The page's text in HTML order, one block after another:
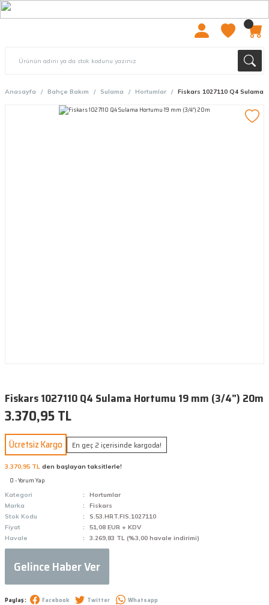
Anasayfa Bahçe Bakım Sulama Hortumlar Fiskars 1027110 Q4 Sulama
Fiskars 1027110 Q4 Sulama Hortumu 19 mm (3/4”) 20m
3.370,95 TL
Ücretsiz Kargo En geç 2 içerisinde kargoda!
3.370,95 TL den başlayan taksitlerle!
0 - Yorum Yap
Kategori
Hortumlar
Marka
Fiskars
Stok Kodu
S.53.HRT.FIS.1027110
Fiyat
51,08 EUR + KDV
Havale
3.269,83 TL (%3,00 havale indirimi)
Gelince Haber Ver
Paylaş : Facebook Twitter
Whatsapp